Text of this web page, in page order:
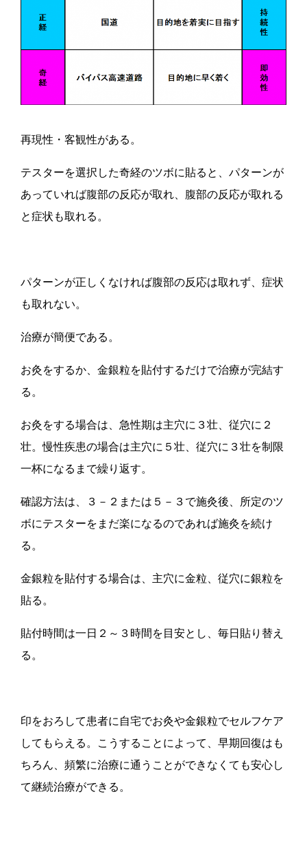
再現性・客観性がある。
テスターを選択した奇経のツボに貼ると、パターンが
あっていれば腹部の反応が取れ、腹部の反応が取れる
と症状も取れる。
パターンが正しくなければ腹部の反応は取れず、症状
も取れない。
治療が簡便である。
お灸をするか、金銀粒を貼付するだけで治療が完結す
る。
お灸をする場合は、急性期は主穴に３壮、従穴に２
壮。慢性疾患の場合は主穴に５壮、従穴に３壮を制限
一杯になるまで繰り返す。
確認方法は、３－２または５－３で施灸後、所定のツ
ボにテスターをまだ楽になるのであれば施灸を続け
る。
金銀粒を貼付する場合は、主穴に金粒、従穴に銀粒を
貼る。
貼付時間は一日２～３時間を目安とし、毎日貼り替え
る。
印をおろして患者に自宅でお灸や金銀粒でセルフケア
してもらえる。こうすることによって、早期回復はも
ちろん、頻繁に治療に通うことができなくても安心し
て継続治療ができる。